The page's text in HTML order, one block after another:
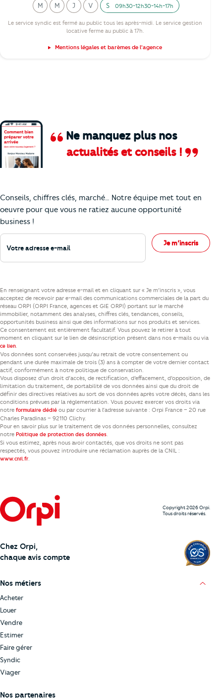
M
ardi
M
ercredi
J
eudi
V
endredi
S
amedi
09h30-12h30-14h-17h
Le service syndic est fermé au public tous les après-midi. Le service gestion
locative ferme au public à 17h.
Mentions légales et barèmes de l'agence
Ne manquez plus nos
actualités et conseils !
Conseils, chiffres clés, marché… Notre équipe met tout en
oeuvre pour que vous ne ratiez aucune opportunité
business !
Votre adresse e-mail
Je m’inscris
En renseignant votre adresse e-mail et en cliquant sur « Je m’inscris », vous
acceptez de recevoir par e-mail des communications commerciales de la part du
réseau ORPI (ORPI France, agences et GIE ORPI) portant sur le marché
immobilier, notamment des analyses, chiffres clés, tendances, conseils,
opportunités business ainsi que des informations sur nos produits et services.
Ce consentement est entièrement facultatif. Vous pouvez le retirer à tout
moment en cliquant sur le lien de désinscription présent dans nos e-mails ou via
ce lien.
Vos données sont conservées jusqu’au retrait de votre consentement ou
pendant une durée maximale de trois (3) ans à compter de votre dernier contact
actif, conformément à notre politique de conservation.
Vous disposez d’un droit d’accès, de rectification, d’effacement, d’opposition, de
limitation du traitement, de portabilité de vos données ainsi que du droit de
définir des directives relatives au sort de vos données après votre décès, dans les
conditions prévues par la réglementation. Vous pouvez exercer vos droits via
notre formulaire dédié ou par courrier à l’adresse suivante : Orpi France – 20 rue
Charles Paradinas – 92110 Clichy.
Pour en savoir plus sur le traitement de vos données personnelles, consultez
notre Politique de protection des données.
Si vous estimez, après nous avoir contactés, que vos droits ne sont pas
respectés, vous pouvez introduire une réclamation auprès de la CNIL :
www.cnil.fr.
Copyright 2026 Orpi.
Tous droits réservés.
Chez Orpi,
chaque avis compte
Nos métiers
Acheter
Louer
Vendre
Estimer
Faire gérer
Syndic
Viager
Nos partenaires